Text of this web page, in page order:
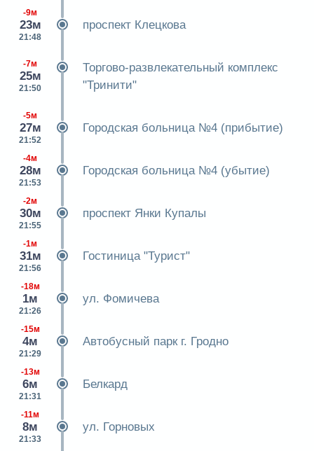
-9м
23м
21:48
проспект Клецкова
-7м
25м
21:50
Торгово-развлекательный комплекс
"Тринити"
-5м
27м
21:52
Городская больница №4 (прибытие)
-4м
28м
21:53
Городская больница №4 (убытие)
-2м
30м
21:55
проспект Янки Купалы
-1м
31м
21:56
Гостиница "Турист"
-18м
1м
21:26
ул. Фомичева
-15м
4м
21:29
Автобусный парк г. Гродно
-13м
6м
21:31
Белкард
-11м
8м
21:33
ул. Горновых